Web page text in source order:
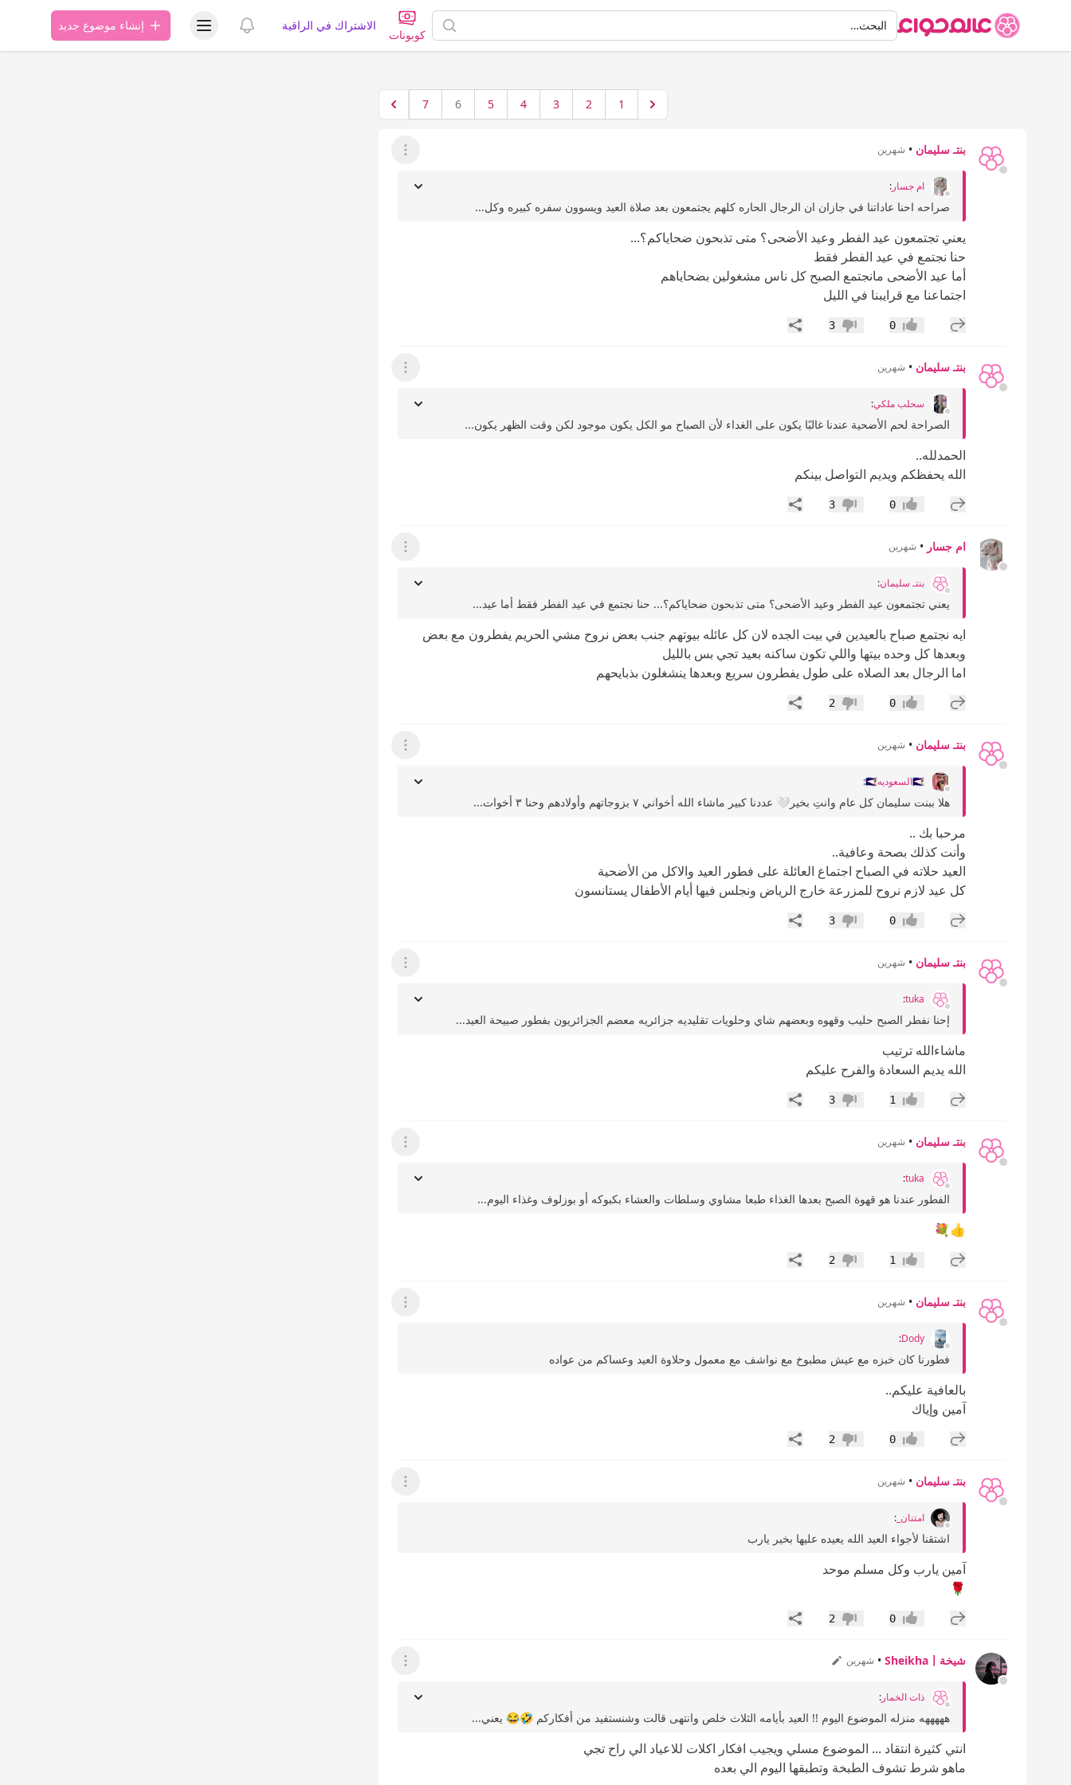
البحثالبحث…
كوبونات
الاشتراك في الراقية عرض الإشعاراتعرض قائمة المستخدمإنشاء موضوع جديد
1
2
3
4
5
6
7
بنتـ سليمان • شهرين عرض القائمة
ام جسار:
صراحه احنا عاداتنا في جازان ان الرجال الحاره كلهم يجتمعون بعد صلاة العيد ويسوون سفره كبيره وكل...
يعني تجتمعون عيد الفطر وعيد الأضحى؟ متى تذبحون ضحاياكم؟...
حنا نجتمع في عيد الفطر فقط
أما عيد الأضحى مانجتمع الصبح كل ناس مشغولين بضحاياهم
اجتماعنا مع قرايبنا في الليل
إضافة رد جديد
إعجاب0 عدم إعجاب
3 مشاركة
بنتـ سليمان • شهرين عرض القائمة
سحلب ملكي:
الصراحة لحم الأضحية عندنا غالبًا يكون على الغداء لأن الصباح مو الكل يكون موجود لكن وقت الظهر يكون...
الحمدلله..
الله يحفظكم ويديم التواصل بينكم
إضافة رد جديد
إعجاب0 عدم إعجاب
3 مشاركة
ام جسار • شهرين عرض القائمة
بنتـ سليمان:
يعني تجتمعون عيد الفطر وعيد الأضحى؟ متى تذبحون ضحاياكم؟... حنا نجتمع في عيد الفطر فقط أما عيد...
ايه نجتمع صباح بالعيدين في بيت الجده لان كل عائله بيوتهم جنب بعض نروح مشي الحريم يفطرون مع بعض
وبعدها كل وحده بيتها واللي تكون ساكنه بعيد تجي بس بالليل
اما الرجال بعد الصلاه على طول يفطرون سريع وبعدها ينشغلون بذبايحهم
إضافة رد جديد
إعجاب0 عدم إعجاب
2 مشاركة
بنتـ سليمان • شهرين عرض القائمة
🇸🇦السعوديه🇸🇦 :
هلا ببنت سليمان كل عام وانتِ بخير🤍 عددنا كبير ماشاء الله أخواني ٧ بزوجاتهم وأولادهم وحنا ٣ أخوات...
مرحبا بك ..
وأنت كذلك بصحة وعافية..
العيد حلاته في الصباح اجتماع العائلة على فطور العيد والاكل من الأضحية
كل عيد لازم نروح للمزرعة خارج الرياض ونجلس فيها أيام الأطفال يستانسون
إضافة رد جديد
إعجاب0 عدم إعجاب
3 مشاركة
بنتـ سليمان • شهرين عرض القائمة
tuka
:
إحنا نفطر الصبح حليب وقهوه وبعضهم شاي وحلويات تقليديه جزائريه معضم الجزائريون بفطور صبيحة العيد...
ماشاءالله ترتيب
الله يديم السعادة والفرح عليكم
إضافة رد جديد
إعجاب1 عدم إعجاب
3 مشاركة
بنتـ سليمان • شهرين عرض القائمة
tuka
:
الفطور عندنا هو قهوة الصبح بعدها الغذاء طبعا مشاوي وسلطات والعشاء بكبوكه أو بوزلوف وغذاء اليوم...
👍💐
إضافة رد جديد
إعجاب1 عدم إعجاب
2 مشاركة
بنتـ سليمان • شهرين عرض القائمة
Dody
:
فطورنا كان خبزه مع عيش مطبوخ مع نواشف مع معمول وحلاوة العيد وعساكم من عواده
بالعافية عليكم..
آمين وإياك
إضافة رد جديد
إعجاب0 عدم إعجاب
2 مشاركة
بنتـ سليمان • شهرين عرض القائمة
امتنان_ :
اشتقنا لأجواء العيد الله يعيده عليها بخير يارب
آمين يارب وكل مسلم موحد
🌹
إضافة رد جديد
إعجاب0 عدم إعجاب
2 مشاركة
شيخةSheikha〡 • شهرين عرض القائمة
ذات الخمار:
هههههه منزله الموضوع اليوم !! العيد بأيامه الثلاث خلص وانتهى قالت وشنستفيد من أفكاركم 🤣😂 يعني...
انتي كثيرة انتقاد ... الموضوع مسلي ويجيب افكار اكلات للاعياد الي راح تجي
ماهو شرط تشوف الطبخة وتطبقها اليوم الي بعده